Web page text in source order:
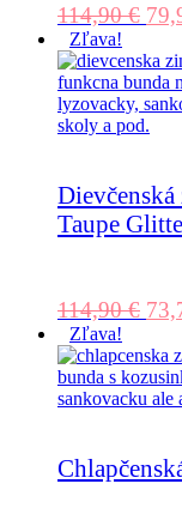
114,90€
Zľava!
Taupe
114,90€
Zľava!